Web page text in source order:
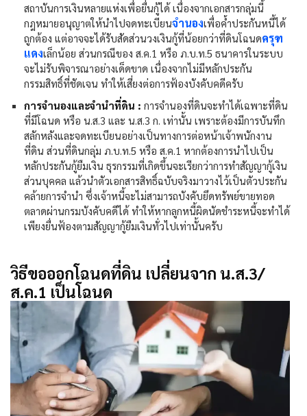
สถาบันการเงินหลายแห่งเพื่อยื่นกู้ได้ เนื่องจากเอกสารกลุ่มนี้
กฎหมายอนุญาตให้นำไปจดทะเบียนจำนองเพื่อค้ำประกันหนี้ได้
ถูกต้อง แต่อาจจะได้รับสัดส่วนวงเงินกู้ที่น้อยกว่าที่ดินโฉนดครุฑ
แดงเล็กน้อย ส่วนกรณีของ ส.ค.1 หรือ ภ.บ.ท.5 ธนาคารในระบบ
จะไม่รับพิจารณาอย่างเด็ดขาด เนื่องจากไม่มีหลักประกัน
กรรมสิทธิ์ที่ชัดเจน ทำให้เสี่ยงต่อการฟ้องบังคับคดีครับ
การจำนองและจำนำที่ดิน : การจำนองที่ดินจะทำได้เฉพาะที่ดิน
ที่มีโฉนด หรือ น.ส.3 และ น.ส.3 ก. เท่านั้น เพราะต้องมีการบันทึก
สลักหลังและจดทะเบียนอย่างเป็นทางการต่อหน้าเจ้าพนักงาน
ที่ดิน ส่วนที่ดินกลุ่ม ภ.บ.ท.5 หรือ ส.ค.1 หากต้องการนำไปเป็น
หลักประกันกู้ยืมเงิน ธุรกรรมที่เกิดขึ้นจะเรียกว่าการทำสัญญากู้เงิน
ส่วนบุคคล แล้วนำตัวเอกสารสิทธิ์ฉบับจริงมาวางไว้เป็นตัวประกัน
คล้ายการจำนำ ซึ่งเจ้าหนี้จะไม่สามารถบังคับยึดทรัพย์ขายทอด
ตลาดผ่านกรมบังคับคดีได้ ทำให้หากลูกหนี้ผิดนัดชำระหนี้จะทำได้
เพียงยื่นฟ้องตามสัญญากู้ยืมเงินทั่วไปเท่านั้นครับ
วิธีขอออกโฉนดที่ดิน เปลี่ยนจาก น.ส.3/
ส.ค.1 เป็นโฉนด